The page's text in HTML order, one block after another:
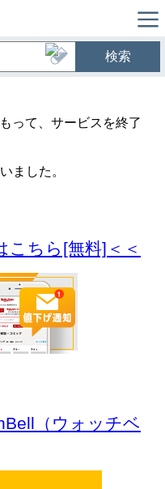
検索
って、サービスを終了
ました。
こちら[無料]＜＜
（ウォッチベ